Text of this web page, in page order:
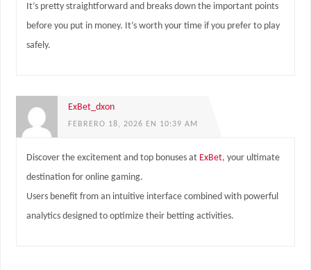
It’s pretty straightforward and breaks down the important points
before you put in money. It’s worth your time if you prefer to play
safely.
ExBet_dxon
FEBRERO 18, 2026 EN 10:39 AM
Discover the excitement and top bonuses at ExBet, your ultimate
destination for online gaming.
Users benefit from an intuitive interface combined with powerful
analytics designed to optimize their betting activities.